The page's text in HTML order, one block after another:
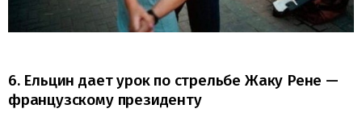
6. Ельцин дает урок по стрельбе Жаку Рене —
французскому президенту